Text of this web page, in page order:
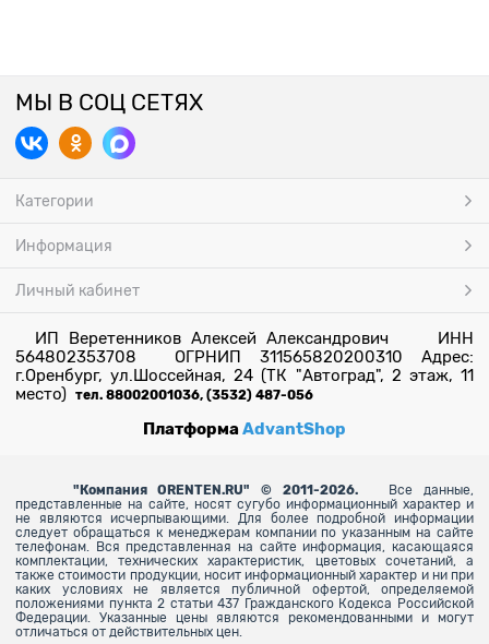
МЫ В СОЦ СЕТЯХ
Категории
Информация
Личный кабинет
ИП Веретенников Алексей Александрович ИНН
564802353708 ОГРНИП 311565820200310 Адрес:
г.Оренбург, ул.Шоссейная, 24 (ТК "Автоград", 2 этаж, 11
место) тел. 88002001036, (3532) 487-056
ПлатформаAdvantShop
" Компания ORENTEN.RU" © 2011-2026.
Все данные,
представленные на сайте, носят сугубо информационный характер и
не являются исчерпывающими. Для более подробной информации
следует обращаться к менеджерам компании по указанным на сайте
телефонам. Вся представленная на сайте информация, касающаяся
комплектации, технических характеристик, цветовых сочетаний, а
также стоимости продукции, носит информационный характер и ни при
каких условиях не является публичной офертой, определяемой
положениями пункта 2 статьи 437 Гражданского Кодекса Российской
Федерации. Указанные цены являются рекомендованными и могут
отличаться от действительных цен.